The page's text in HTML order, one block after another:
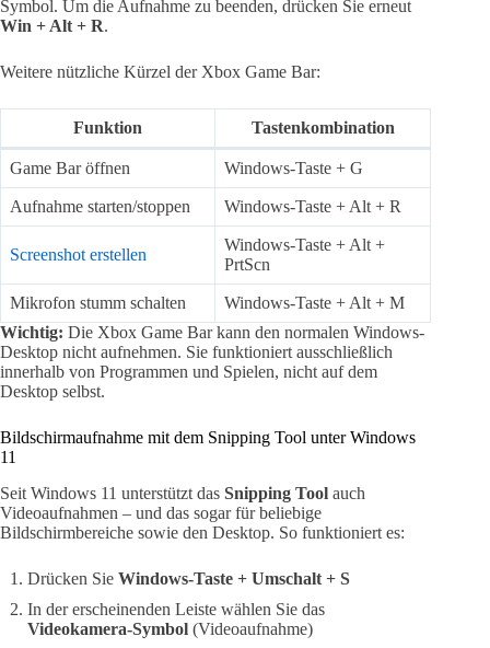
Symbol. Um die Aufnahme zu beenden, drücken Sie erneut
Win + Alt + R.
Weitere nützliche Kürzel der Xbox Game Bar:
Funktion Tastenkombination
Game Bar öffnen Windows-Taste + G
Aufnahme starten/stoppen Windows-Taste + Alt + R
Screenshot erstellen
Windows-Taste + Alt +
PrtScn
Mikrofon stumm schalten
Windows-Taste + Alt + M
Wichtig: Die Xbox Game Bar kann den normalen Windows-
Desktop nicht aufnehmen. Sie funktioniert ausschließlich
innerhalb von Programmen und Spielen, nicht auf dem
Desktop selbst.
Bildschirmaufnahme mit dem Snipping Tool unter Windows
11
Seit Windows 11 unterstützt das Snipping Tool auch
Videoaufnahmen – und das sogar für beliebige
Bildschirmbereiche sowie den Desktop. So funktioniert es:
Drücken Sie Windows-Taste + Umschalt + S
In der erscheinenden Leiste wählen Sie das
Videokamera-Symbol (Videoaufnahme)